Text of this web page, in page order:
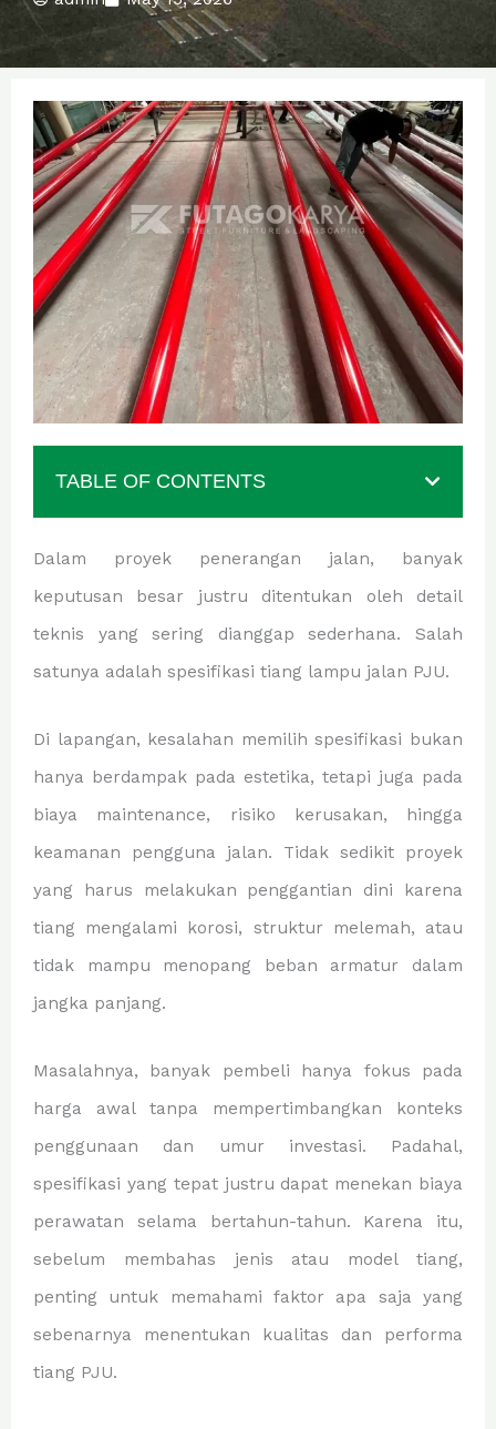
TABLE OF CONTENTS
Dalam proyek penerangan jalan, banyak
keputusan besar justru ditentukan oleh detail
teknis yang sering dianggap sederhana. Salah
satunya adalah spesifikasi tiang lampu jalan PJU.
Di lapangan, kesalahan memilih spesifikasi bukan
hanya berdampak pada estetika, tetapi juga pada
biaya maintenance, risiko kerusakan, hingga
keamanan pengguna jalan. Tidak sedikit proyek
yang harus melakukan penggantian dini karena
tiang mengalami korosi, struktur melemah, atau
tidak mampu menopang beban armatur dalam
jangka panjang.
Masalahnya, banyak pembeli hanya fokus pada
harga awal tanpa mempertimbangkan konteks
penggunaan dan umur investasi. Padahal,
spesifikasi yang tepat justru dapat menekan biaya
perawatan selama bertahun-tahun. Karena itu,
sebelum membahas jenis atau model tiang,
penting untuk memahami faktor apa saja yang
sebenarnya menentukan kualitas dan performa
tiang PJU.